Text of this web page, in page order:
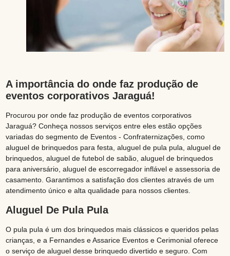
A importância do onde faz produção de
eventos corporativos Jaraguá!
Procurou por onde faz produção de eventos corporativos
Jaraguá? Conheça nossos serviços entre eles estão opções
variadas do segmento de Eventos - Confraternizações, como
aluguel de brinquedos para festa, aluguel de pula pula, aluguel de
brinquedos, aluguel de futebol de sabão, aluguel de brinquedos
para aniversário, aluguel de escorregador inflável e assessoria de
casamento. Garantimos a satisfação dos clientes através de um
atendimento único e alta qualidade para nossos clientes.
Aluguel De Pula Pula
O pula pula é um dos brinquedos mais clássicos e queridos pelas
crianças, e a Fernandes e Assarice Eventos e Cerimonial oferece
o serviço de aluguel desse brinquedo divertido e seguro. Com